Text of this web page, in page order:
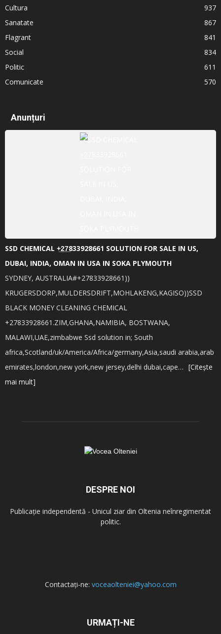
Cultura
937
Sanatate
867
Flagrant
841
Social
834
Politic
611
Comunicate
570
Anunțuri
SSD CHEMICAL +̲2̲7̲833928661 SOLUTION FOR SALE IN US,
DUBAI, INDIA, OMAN IN USA IN SOKA PLYMOUTH
SYDNEY, AUSTRALIA#+27833928661))
KRUGERSDORP,MULDERSDRIFT,MOHLAKENG,KAGISO))SSD
BLACK MONEY CLEANING CHEMICAL
+27833928661.ZIM,GHANA,NAMIBIA, BOSTWANA,
MALAWI,UAE,zimbabwe Ssd solution in; South
africa,Scotland/uk/America/Africa/germany,Asia,saudi arabia,arab
emirates,london,new york,new jersey,delhi dubai,cape… [Citește
mai mult]
DESPRE NOI
Publicație independentă - Unicul ziar din Oltenia neînregimentat
politic.
Contactați-ne: voceaolteniei@yahoo.com
URMAȚI-NE